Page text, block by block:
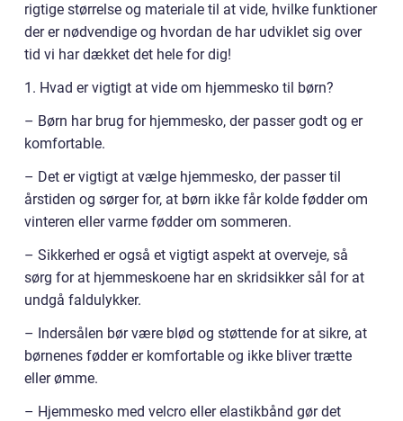
rigtige størrelse og materiale til at vide, hvilke funktioner
der er nødvendige og hvordan de har udviklet sig over
tid vi har dækket det hele for dig!
1. Hvad er vigtigt at vide om hjemmesko til børn?
– Børn har brug for hjemmesko, der passer godt og er
komfortable.
– Det er vigtigt at vælge hjemmesko, der passer til
årstiden og sørger for, at børn ikke får kolde fødder om
vinteren eller varme fødder om sommeren.
– Sikkerhed er også et vigtigt aspekt at overveje, så
sørg for at hjemmeskoene har en skridsikker sål for at
undgå faldulykker.
– Indersålen bør være blød og støttende for at sikre, at
børnenes fødder er komfortable og ikke bliver trætte
eller ømme.
– Hjemmesko med velcro eller elastikbånd gør det